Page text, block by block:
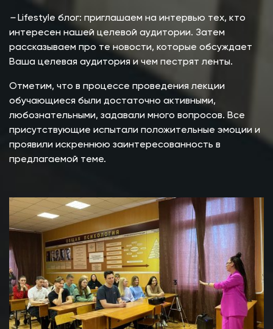
–Lifestyle блог: приглашаем на интервью тех, кто
интересен нашей целевой аудитории. Затем
рассказываем про те новости, которые обсуждает
Ваша целевая аудитория и чем пестрят ленты.
Отметим, что в процессе проведения лекции
обучающиеся были достаточно активными,
любознательными, задавали много вопросов. Все
присутствующие испытали положительные эмоции и
проявили искреннюю заинтересованность в
предлагаемой теме.